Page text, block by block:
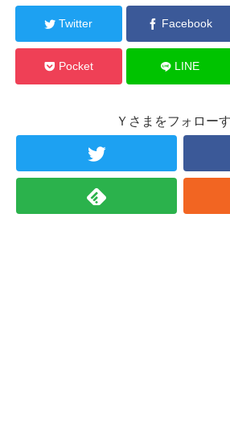
Twitter Facebook
Pocket LINE
Ｙさまをフォロー